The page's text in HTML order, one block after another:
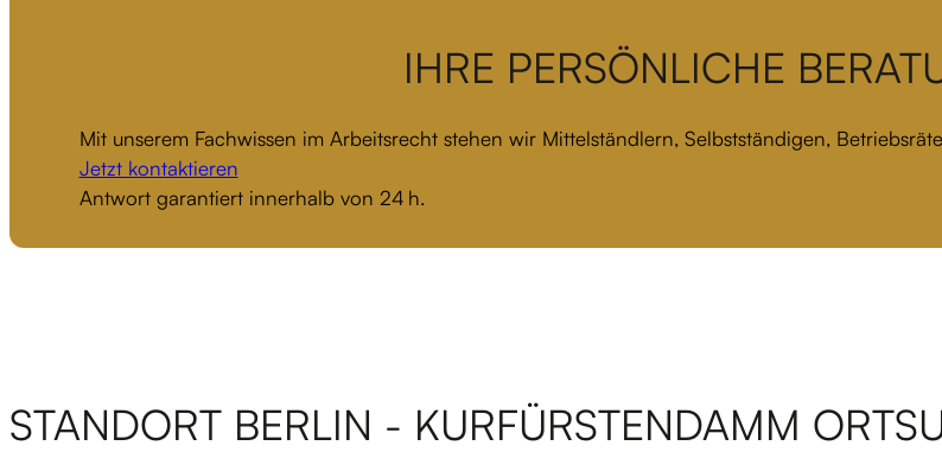
IHRE PERSÖNLICHE
Mit unserem Fachwissen im Arbeitsrecht stehen wir Mittelständlern, Selbstständigen,
Jetzt kontaktieren
Antwort garantiert innerhalb von 24 h.
STANDORT BERLIN - KURFÜRSTENDAMM